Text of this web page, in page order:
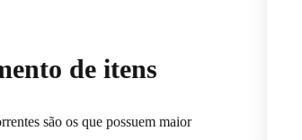
de itens
são os que possuem maior